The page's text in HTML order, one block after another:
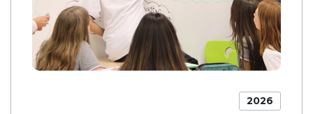
2026